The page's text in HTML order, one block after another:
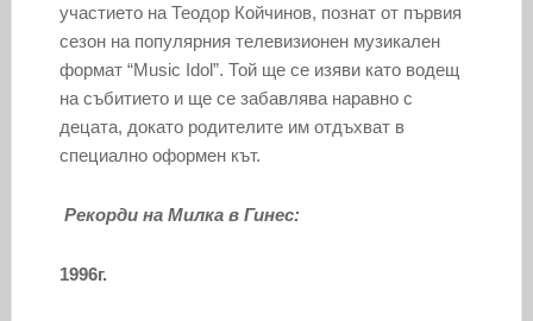
участието на Теодор Койчинов, познат от първия
сезон на популярния телевизионен музикален
формат “Music Idol”. Той ще се изяви като водещ
на събитието и ще се забавлява наравно с
децата, докато родителите им отдъхват в
специално оформен кът.
Рекорди на Милка в Гинес:
1996г.